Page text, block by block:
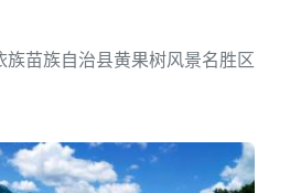
苗族自治县黄果树风景名胜区